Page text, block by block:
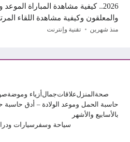
2026.. كيفية مشاهدة المباراة الموعد
والمعلقون وكيفية مشاهدة اللقاء
منذ شهرين تقنية وإنترنت
صحةالمنزلعلاقاتجمالأزياء وموضة
حاسبة الحمل وموعد الولادة – أدق
بالأسابيع والأشهر
سياحة وسفر سيارات